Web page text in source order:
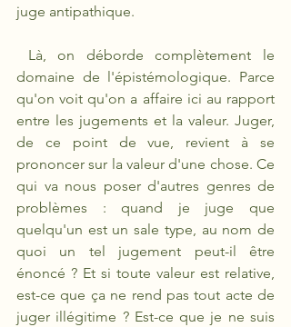
juge antipathique.
domaine de l'épistémologique. Parce
qu'on voit qu'on a affaire ici au rapport
entre les jugements et la valeur. Juger,
de ce point de vue, revient à se
prononcer sur la valeur d'une chose. Ce
qui va nous poser d'autres genres de
problèmes : quand je juge que
quelqu'un est un sale type, au nom de
quoi un tel jugement peut-il être
énoncé ? Et si toute valeur est relative,
est-ce que ça ne rend pas tout acte de
juger illégitime ? Est-ce que je ne suis